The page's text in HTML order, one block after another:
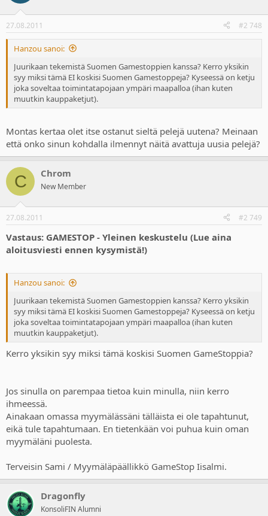
27.08.2011 #2 748
Hanzou sanoi:
Juurikaan tekemistä Suomen Gamestoppien kanssa? Kerro yksikin
syy miksi tämä EI koskisi Suomen Gamestoppeja? Kyseessä on ketju
joka soveltaa toimintatapojaan ympäri maapalloa (ihan kuten
muutkin kauppaketjut).
Montas kertaa olet itse ostanut sieltä pelejä uutena? Meinaan
että onko sinun kohdalla ilmennyt näitä avattuja uusia pelejä?
C Chrom
New Member
27.08.2011 #2 749
Vastaus: GAMESTOP - Yleinen keskustelu (Lue aina
aloitusviesti ennen kysymistä!)
Hanzou sanoi:
Juurikaan tekemistä Suomen Gamestoppien kanssa? Kerro yksikin
syy miksi tämä EI koskisi Suomen Gamestoppeja? Kyseessä on ketju
joka soveltaa toimintatapojaan ympäri maapalloa (ihan kuten
muutkin kauppaketjut).
Kerro yksikin syy miksi tämä koskisi Suomen GameStoppia?
Jos sinulla on parempaa tietoa kuin minulla, niin kerro
ihmeessä.
Ainakaan omassa myymälässäni tälläista ei ole tapahtunut,
eikä tule tapahtumaan. En tietenkään voi puhua kuin oman
myymäläni puolesta.
Terveisin Sami / Myymäläpäällikkö GameStop Iisalmi.
Dragonfly
KonsoliFIN Alumni